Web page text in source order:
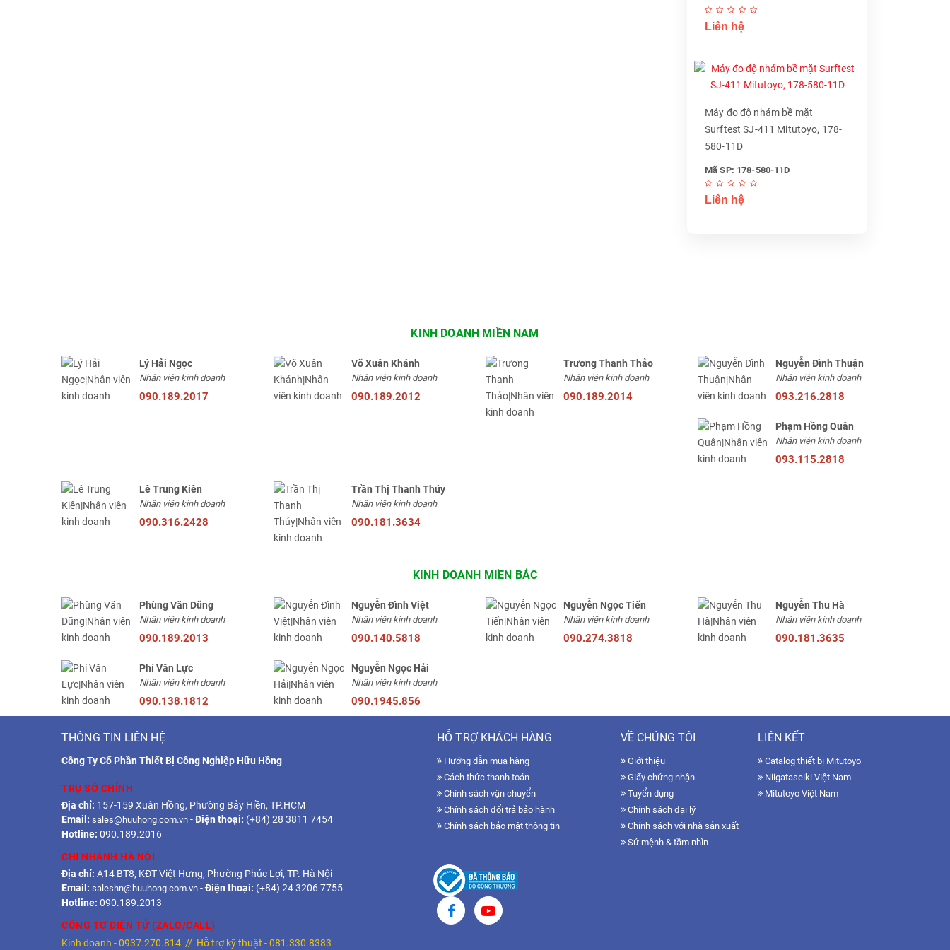
Liên hệ
Máy đo độ nhám bề mặt
Surftest SJ-411 Mitutoyo, 178-
580-11D
Mã SP: 178-580-11D
Liên hệ
KINH DOANH MIỀN NAM
Lý Hải Ngọc
Nhân viên kinh doanh
090.189.2017
Võ Xuân Khánh
Nhân viên kinh doanh
090.189.2012
Trương Thanh Thảo
Nhân viên kinh doanh
090.189.2014
Nguyễn Đình Thuận
Nhân viên kinh doanh
093.216.2818
Phạm Hồng Quân
Nhân viên kinh doanh
093.115.2818
Lê Trung Kiên
Nhân viên kinh doanh
090.316.2428
Trần Thị Thanh Thúy
Nhân viên kinh doanh
090.181.3634
KINH DOANH MIỀN BẮC
Phùng Văn Dũng
Nhân viên kinh doanh
090.189.2013
Nguyễn Đình Việt
Nhân viên kinh doanh
090.140.5818
Nguyễn Ngọc Tiến
Nhân viên kinh doanh
090.274.3818
Nguyễn Thu Hà
Nhân viên kinh doanh
090.181.3635
Phí Văn Lực
Nhân viên kinh doanh
090.138.1812
Nguyễn Ngọc Hải
Nhân viên kinh doanh
090.1945.856
THÔNG TIN LIÊN HỆ
Công Ty Cổ Phần Thiết Bị Công Nghiệp Hữu Hồng
TRỤ SỞ CHÍNH
Địa chỉ: 157-159 Xuân Hồng, Phường Bảy Hiền, TP.HCM
Email: sales@huuhong.com.vn -Điện thoại: (+84) 28 3811 7454
Hotline: 090.189.2016
CHI NHÁNH HÀ NỘI
Địa chỉ: A14 BT8, KĐT Việt Hưng, Phường Phúc Lợi, TP. Hà Nội
Email: saleshn@huuhong.com.vn -Điện thoại: (+84) 24 3206 7755
Hotline: 090.189.2013
CÔNG TƠ ĐIỆN TỬ (ZALO/CALL)
Kinh doanh -0937.270.814 // Hỗ trợ kỹ thuật -081.330.8383
HỖ TRỢ KHÁCH HÀNG
Hướng dẫn mua hàng
Cách thức thanh toán
Chính sách vận chuyển
Chính sách đổi trả bảo hành
Chính sách bảo mật thông tin
VỀ CHÚNG TÔI
Giới thiệu
Giấy chứng nhận
Tuyển dụng
Chính sách đại lý
Chính sách với nhà sản xuất
Sứ mệnh & tầm nhìn
LIÊN KẾT
Catalog thiết bị Mitutoyo
Niigataseiki Việt Nam
Mitutoyo Việt Nam